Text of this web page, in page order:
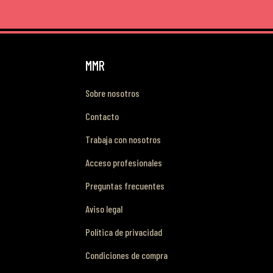
MMR
Sobre nosotros
Contacto
Trabaja con nosotros
Acceso profesionales
Preguntas frecuentes
Aviso legal
Política de privacidad
Condiciones de compra